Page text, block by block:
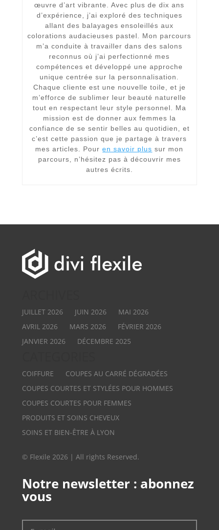
œuvre d’art vibrante. Avec plus de dix ans
d’expérience, j’ai exploré des techniques
allant des balayages ensoleillés aux
colorations audacieuses pastel. Mon parcours
m’a conduite à travailler dans des salons
reconnus où j’ai perfectionné mes
compétences et développé une approche
unique centrée sur la personnalisation.
Chaque cliente est une nouvelle toile, et je
m’efforce de sublimer leur beauté naturelle
tout en respectant leur style personnel. Ma
mission est de donner aux femmes la
confiance de se sentir belles au quotidien, et
c’est cette passion que je partage à travers
mes articles. Pouren savoir plus sur mon
parcours, n’hésitez pas à découvrir mes
autres écrits.
JUILLET 2026 JUIN 2026
MAI 2026
AVRIL 2026
MARS 2026
FÉVRIER 2026
JANVIER 2026
DÉCEMBRE 2025
COIFFURE
COUPES AU CARRÉ DÉGRADÉES
COUPES COURTES ET STYLÉES POUR HOMMES
COUPES COURTES POUR FEMMES
PRODUITS ET SOINS CHEVEUX
SOINS ET BIEN-ÊTRE À LYON
© Flexile 2026 | All rights Reserved.
Notre newsletter : abonnez
vous